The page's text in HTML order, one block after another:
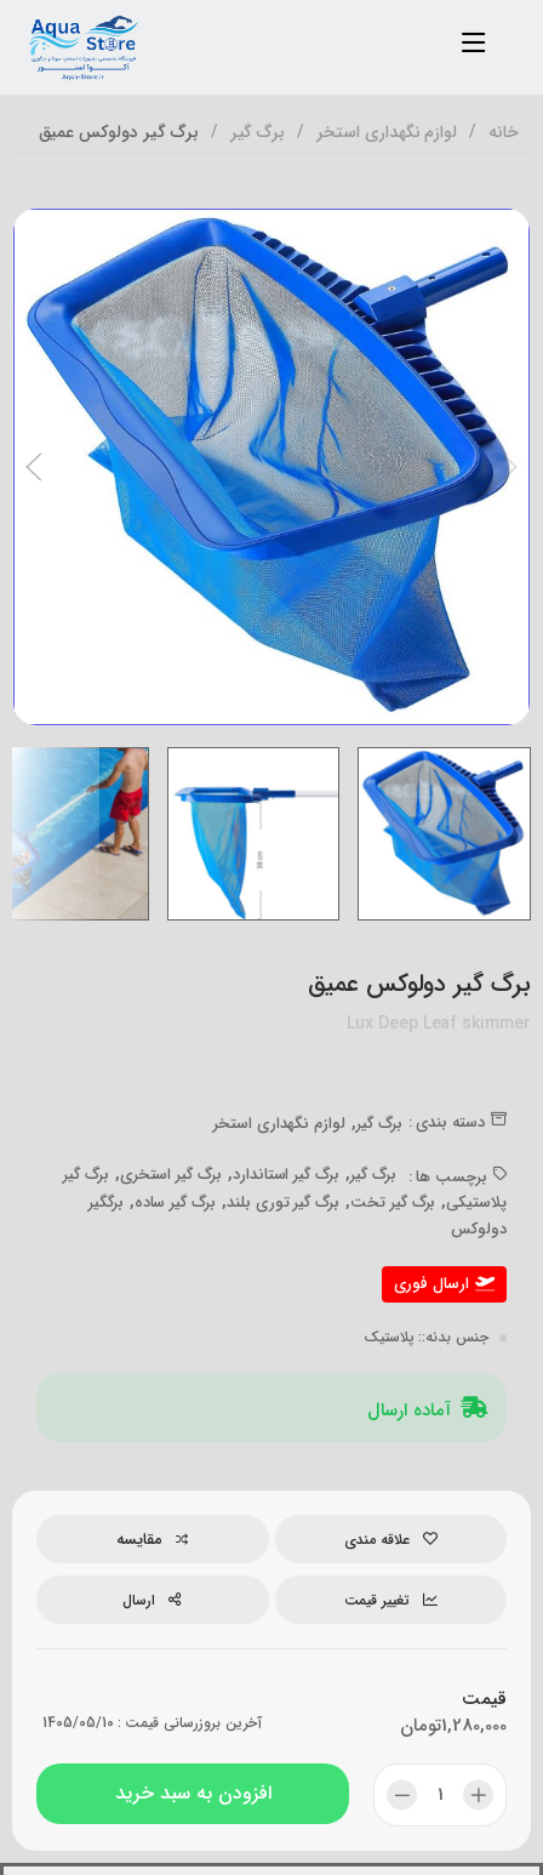
خانه لوازم نگهداری استخر برگ گیر برگ گیر دولوکس عمیق
برگ گیر دولوکس عمیق
Lux Deep Leaf skimmer
دسته بندی : برگ گیر, لوازم نگهداری استخر
برچسب ها : برگ گیر, برگ گیر استاندارد, برگ گیر استخری, برگ گیر
پلاستیکی, برگ گیر تخت, برگ گیر توری بلند, برگ گیر ساده, برگگیر
دولوکس
ارسال فوری
جنس بدنه:: پلاستیک
آماده ارسال
علاقه مندی مقایسه
تغییر قیمت ارسال
قیمت
تومان1,280,000 آخرین بروزرسانی قیمت : 1405/05/10
افزودن به سبد خرید